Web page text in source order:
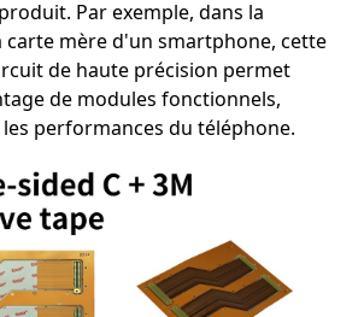
Par exemple, dans la
carte mère d'un smartphone, cette
de haute précision permet
de modules fonctionnels,
performances du téléphone.